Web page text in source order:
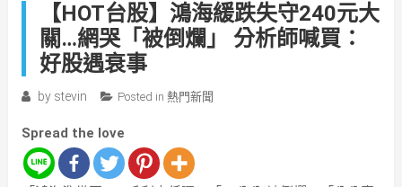
【HOT台股】鴻海緩跌失守240元大
關…網哭「被倒爛」 分析師喊買：
好股遇衰事
by stevin Posted in 熱門新聞
Spread the love